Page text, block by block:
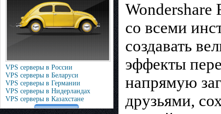
VPS серверы в России
VPS серверы в Беларуси
VPS серверы в Германии
VPS серверы в Нидерландах
VPS серверы в Казахстане
Wondershare
со всеми
создавать
эффекты
напрямую
друзьями,